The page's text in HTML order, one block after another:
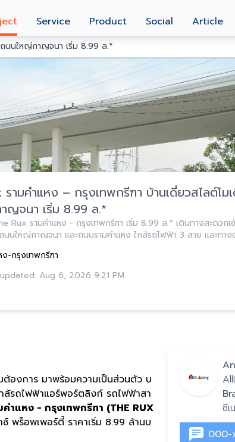
Service Product Social Article
นนใหญ่กาญจนา เริ่ม 8.99 ล.*
รามคำแหง – กรุงเทพกรีฑา บ้านเดี่ยวสไลต์โม
ญจนา เริ่ม 8.99 ล.*
Rux รามคำแหง - กรุงเทพกรีฑา เริ่ม 8.99 ล.* เดินทางสะดวกเข้
จนา และถนนรามคำแหง ใกล้รถไฟฟ้า 3 สาย และทางด่วน ฟังก์ชัน
ส่วนตัวเพียง 49 ยูนิต ลงท
ง-กรุงเทพกรีฑา
Aug 6, 2026 9:21 PM
ต้องการ มาพร้อมความเป็นส่วนตัว บ
รถไฟฟ้าแอร์พอร์ตลิงก์ รถไฟฟ้าสา
คำแหง - กรุงเทพกรีฑา (THE RUX
ซ์ พร็อพเพอร์ตี้ ราคาเริ่ม 8.99 ล้านบ
ซี